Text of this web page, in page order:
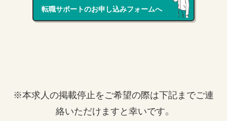
転職サポートのお申し込みフォームへ
※本求人の掲載停止をご希望の際は下記までご連
絡いただけますと幸いです。